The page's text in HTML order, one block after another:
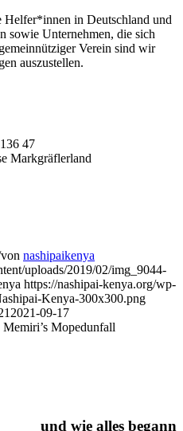
Helfer*innen in Deutschland und
sowie Unternehmen, die sich
Verein sind wir
auszustellen.
47
Markgräflerland
von nashipaikenya
uploads/2019/02/img_9044-
https://nashipai-kenya.org/wp-
Kenya-300x300.png
2021-09-17
Mopedunfall
und wie alles begann